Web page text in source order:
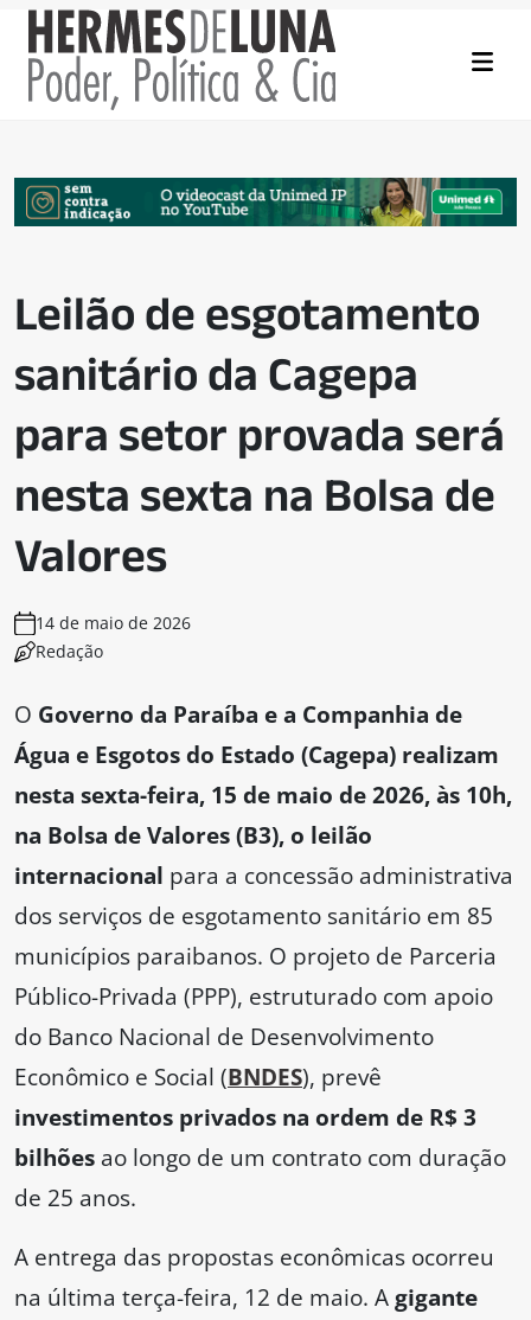
Leilão de esgotamento
sanitário da Cagepa
para setor provada será
nesta sexta na Bolsa de
Valores
14 de maio de 2026
Redação
O Governo da Paraíba e a Companhia de
Água e Esgotos do Estado (Cagepa) realizam
nesta sexta-feira, 15 de maio de 2026, às 10h,
na Bolsa de Valores (B3), o leilão
internacional para a concessão administrativa
dos serviços de esgotamento sanitário em 85
municípios paraibanos. O projeto de Parceria
Público-Privada (PPP), estruturado com apoio
do Banco Nacional de Desenvolvimento
Econômico e Social (BNDES), prevê
investimentos privados na ordem de R$ 3
bilhões ao longo de um contrato com duração
de 25 anos.
A entrega das propostas econômicas ocorreu
na última terça-feira, 12 de maio. Agigante